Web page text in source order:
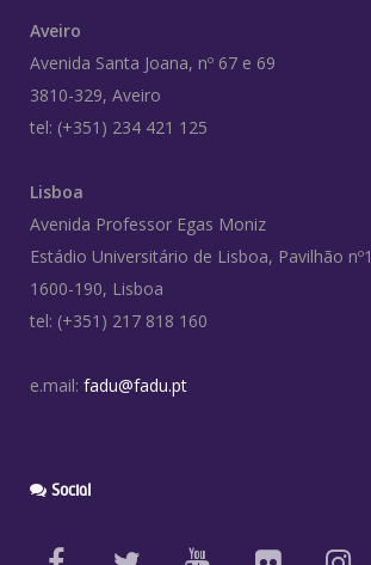
Aveiro
Avenida Santa Joana, nº 67 e 69
3810-329, Aveiro
tel: (+351) 234 421 125
Lisboa
Avenida Professor Egas Moniz
Estádio Universitário de Lisboa, Pavilhão nº1
1600-190, Lisboa
tel: (+351) 217 818 160
e.mail: fadu@fadu.pt
Social